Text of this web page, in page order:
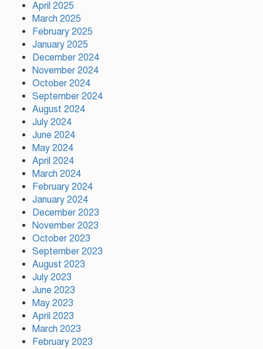
দুর্গাপূজায় আসছে সালমার নতুন গান,
রেকর্ড সম্পন্ন
April 2025
March 2025
February 2025
January 2025
December 2024
November 2024
October 2024
September 2024
August 2024
July 2024
June 2024
May 2024
April 2024
March 2024
February 2024
January 2024
December 2023
November 2023
October 2023
September 2023
August 2023
July 2023
June 2023
May 2023
April 2023
March 2023
February 2023